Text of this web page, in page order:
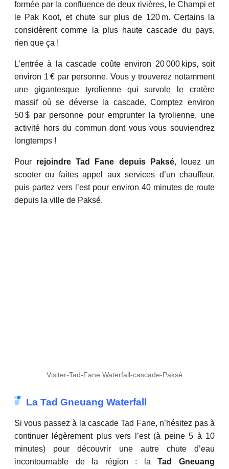
formée par la confluence de deux rivières, le Champi et
le Pak Koot, et chute sur plus de 120 m. Certains la
considèrent comme la plus haute cascade du pays,
rien que ça !
L’entrée à la cascade coûte environ 20 000 kips, soit
environ 1 € par personne. Vous y trouverez notamment
une gigantesque tyrolienne qui survole le cratère
massif où se déverse la cascade. Comptez environ
50 $ par personne pour emprunter la tyrolienne, une
activité hors du commun dont vous vous souviendrez
longtemps !
Pour rejoindre Tad Fane depuis Paksé, louez un
scooter ou faites appel aux services d’un chauffeur,
puis partez vers l’est pour environ 40 minutes de route
depuis la ville de Paksé.
Visiter-Tad-Fane Waterfall-cascade-Paksé
La Tad Gneuang Waterfall
Si vous passez à la cascade Tad Fane, n’hésitez pas à
continuer légèrement plus vers l’est (à peine 5 à 10
minutes) pour découvrir une autre chute d’eau
incontournable de la région : laTad Gneuang